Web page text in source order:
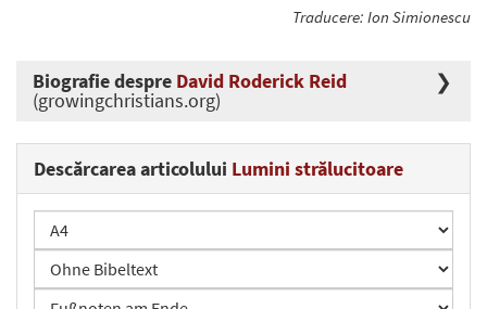
Traducere: Ion Simionescu
Biografie despre David Roderick Reid
(growingchristians.org)
Descărcarea articolului Lumini strălucitoare